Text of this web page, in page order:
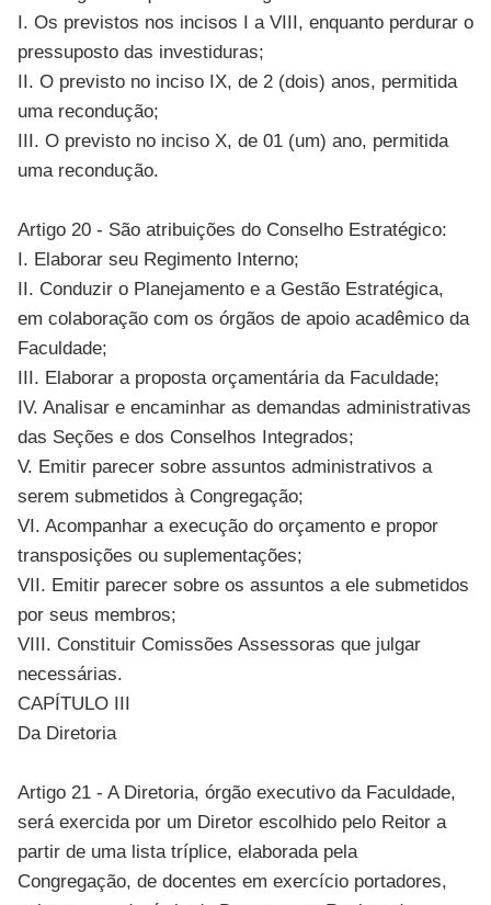
I. Os previstos nos incisos I a VIII, enquanto perdurar o
pressuposto das investiduras;
II. O previsto no inciso IX, de 2 (dois) anos, permitida
uma recondução;
III. O previsto no inciso X, de 01 (um) ano, permitida
uma recondução.
Artigo 20 - São atribuições do Conselho Estratégico:
I. Elaborar seu Regimento Interno;
II. Conduzir o Planejamento e a Gestão Estratégica,
em colaboração com os órgãos de apoio acadêmico da
Faculdade;
III. Elaborar a proposta orçamentária da Faculdade;
IV. Analisar e encaminhar as demandas administrativas
das Seções e dos Conselhos Integrados;
V. Emitir parecer sobre assuntos administrativos a
serem submetidos à Congregação;
VI. Acompanhar a execução do orçamento e propor
transposições ou suplementações;
VII. Emitir parecer sobre os assuntos a ele submetidos
por seus membros;
VIII. Constituir Comissões Assessoras que julgar
necessárias.
CAPÍTULO III
Da Diretoria
Artigo 21 - A Diretoria, órgão executivo da Faculdade,
será exercida por um Diretor escolhido pelo Reitor a
partir de uma lista tríplice, elaborada pela
Congregação, de docentes em exercício portadores,